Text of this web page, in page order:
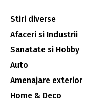
Stiri diverse
Afaceri si Industrii
Sanatate si Hobby
Auto
Amenajare exterior
Home & Deco